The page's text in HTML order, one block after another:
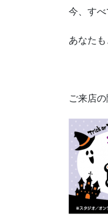
今、すべ
あなた
ご来店